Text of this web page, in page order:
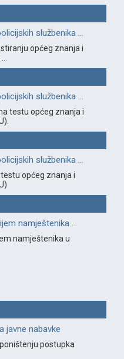
službenika ...
općeg znanja i
službenika ...
testu općeg znanja i
službenika ...
općeg znanja i
namještenika ...
namještenika u
javne nabavke
postupka